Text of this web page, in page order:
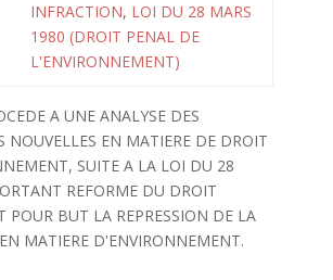
INFRACTION, LOI DU 28 MARS
1980 (DROIT PENAL DE
L'ENVIRONNEMENT)
A UNE ANALYSE DES
NOUVELLES EN MATIERE DE DROIT
SUITE A LA LOI DU 28
REFORME DU DROIT
POUR BUT LA REPRESSION DE LA
MATIERE D'ENVIRONNEMENT.